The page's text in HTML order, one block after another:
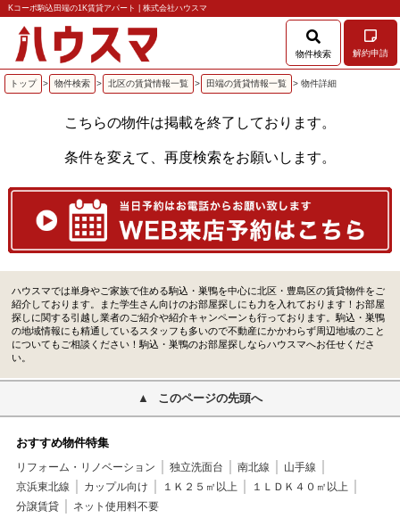
Kコーポ駒込田端の1K賃貸アパート | 株式会社ハウスマ
物件検索 解約申請
トップ > 物件検索 > 北区の賃貸情報一覧 > 田端の賃貸情報一覧 > 物件詳細
こちらの物件は掲載を終了しております。
条件を変えて、再度検索をお願いします。
ハウスマでは単身やご家族で住める駒込・巣鴨を中心に北区・豊島区の賃貸物件をご
紹介しております。また学生さん向けのお部屋探しにも力を入れております！お部屋
探しに関する引越し業者のご紹介や紹介キャンペーンも行っております。駒込・巣鴨
の地域情報にも精通しているスタッフも多いので不動産にかかわらず周辺地域のこと
についてもご相談ください！駒込・巣鴨のお部屋探しならハウスマへお任せくださ
い。
このページの先頭へ
おすすめ物件特集
リフォーム・リノベーション 独立洗面台 南北線
山手線
京浜東北線
カップル向け １Ｋ２５㎡以上
１ＬＤＫ４０㎡以上
分譲賃貸
ネット使用料不要